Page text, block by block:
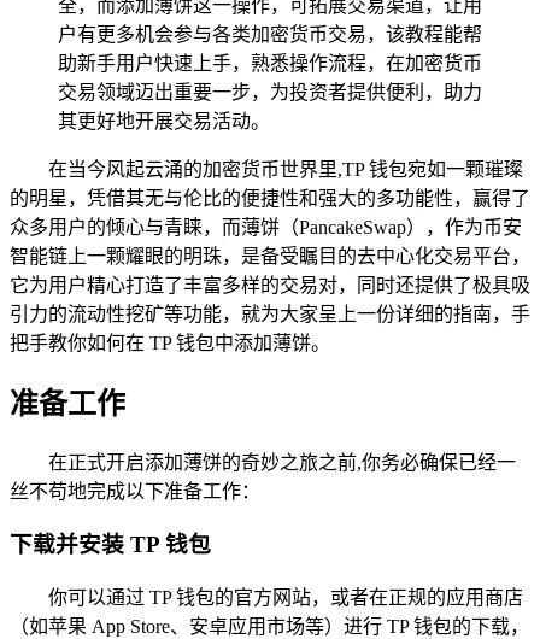
全，而添加薄饼这一操作，可拓展交易渠道，让用
户有更多机会参与各类加密货币交易，该教程能帮
助新手用户快速上手，熟悉操作流程，在加密货币
交易领域迈出重要一步，为投资者提供便利，助力
其更好地开展交易活动。
在当今风起云涌的加密货币世界里,TP 钱包宛如一颗璀璨
的明星，凭借其无与伦比的便捷性和强大的多功能性，赢得了
众多用户的倾心与青睐，而薄饼（PancakeSwap），作为币安
智能链上一颗耀眼的明珠，是备受瞩目的去中心化交易平台，
它为用户精心打造了丰富多样的交易对，同时还提供了极具吸
引力的流动性挖矿等功能，就为大家呈上一份详细的指南，手
把手教你如何在 TP 钱包中添加薄饼。
准备工作
在正式开启添加薄饼的奇妙之旅之前,你务必确保已经一
丝不苟地完成以下准备工作：
下载并安装 TP 钱包
你可以通过 TP 钱包的官方网站，或者在正规的应用商店
（如苹果 App Store、安卓应用市场等）进行 TP 钱包的下载，